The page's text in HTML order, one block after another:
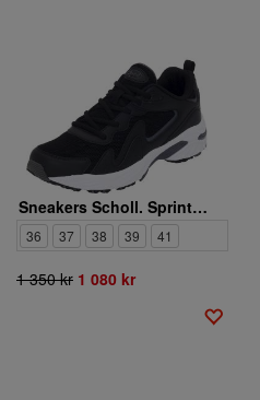
Sneakers Scholl. Sprinter Wave
36 37 38 39 41
1 350 kr 1 080 kr